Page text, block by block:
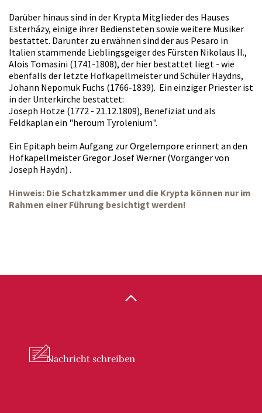
Darüber hinaus sind in der Krypta Mitglieder des Hauses
Esterházy, einige ihrer Bediensteten sowie weitere Musiker
bestattet. Darunter zu erwähnen sind der aus Pesaro in
Italien stammende Lieblingsgeiger des Fürsten Nikolaus II.,
Alois Tomasini (1741-1808), der hier bestattet liegt - wie
ebenfalls der letzte Hofkapellmeister und Schüler Haydns,
Johann Nepomuk Fuchs (1766-1839). Ein einziger Priester ist
in der Unterkirche bestattet:
Joseph Hotze (1772 - 21.12.1809), Benefiziat und als
Feldkaplan ein "heroum Tyrolenium".
Ein Epitaph beim Aufgang zur Orgelempore erinnert an den
Hofkapellmeister Gregor Josef Werner (Vorgänger von
Joseph Haydn) .
Hinweis: Die Schatzkammer und die Krypta können nur im
Rahmen einer Führung besichtigt werden!
Nachricht schreiben